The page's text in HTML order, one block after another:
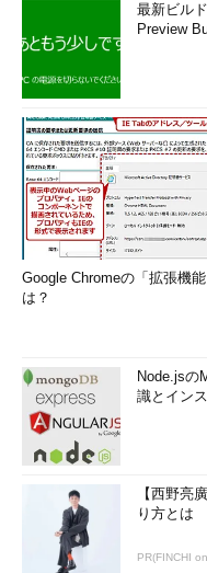
最新ビル
Preview
Google Chromeの「拡張機能
は？
Node.jsの
識とイン
【西野亮
り方とは
PR(FINCHI